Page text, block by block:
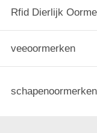
Rfid Dierlijk
veeoormerken
schapenoormerken